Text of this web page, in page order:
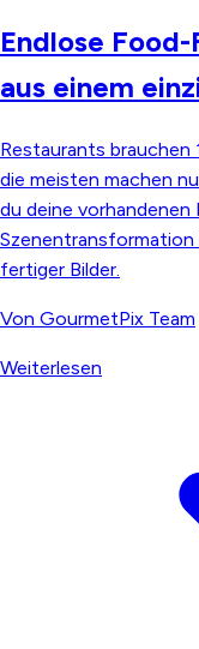
Endlose
aus einem
Restaurants brauchen
die meisten machen
du deine
Szenentransformation
fertiger Bilder.
Von GourmetPix Team
Weiterlesen